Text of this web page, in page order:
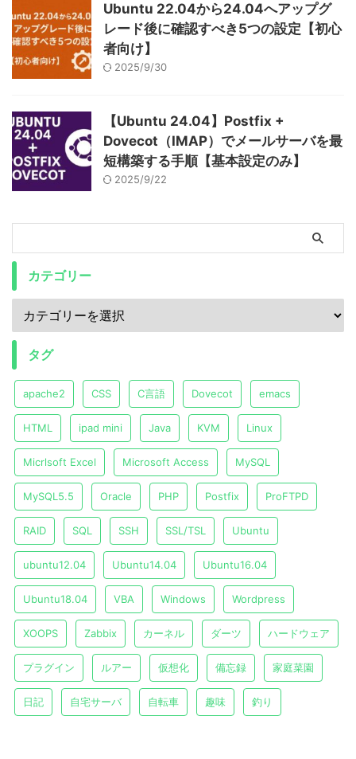
Ubuntu 22.04から24.04へアップグ
レード後に確認すべき5つの設定【初心
者向け】
2025/9/30
【Ubuntu 24.04】Postfix +
Dovecot（IMAP）でメールサーバを最
短構築する手順【基本設定のみ】
2025/9/22
カテゴリー
タグ
apache2 CSS C言語 Dovecot emacs
HTML ipad mini Java KVM Linux
Micrlsoft Excel Microsoft Access MySQL
MySQL5.5 Oracle PHP Postfix ProFTPD
RAID SQL SSH SSL/TSL Ubuntu
ubuntu12.04 Ubuntu14.04 Ubuntu16.04
Ubuntu18.04 VBA Windows Wordpress
XOOPS Zabbix カーネル ダーツ ハードウェア
プラグイン ルアー 仮想化 備忘録 家庭菜園
日記 自宅サーバ 自転車 趣味 釣り